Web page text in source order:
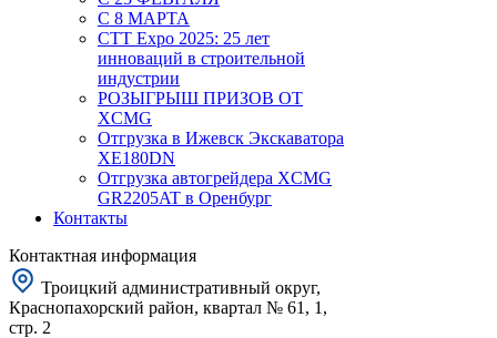
С 8 МАРТА
CTT Expo 2025: 25 лет
инноваций в строительной
индустрии
РОЗЫГРЫШ ПРИЗОВ ОТ
XCMG
Отгрузка в Ижевск Экскаватора
XE180DN
Отгрузка автогрейдера XCMG
GR2205AT в Оренбург
Контакты
Контактная информация
Троицкий административный округ,
Краснопахорский район, квартал № 61, 1,
стр. 2